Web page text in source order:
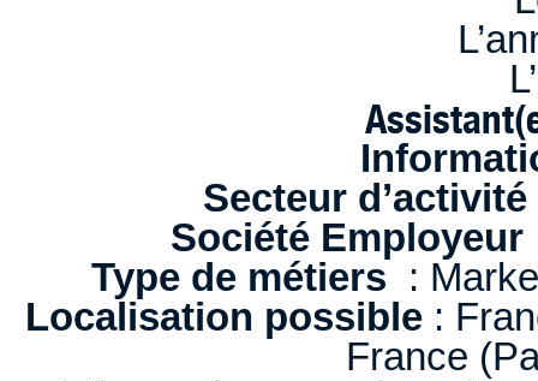
Secteur
Société Employeur
Type de métiers :
Localisation possible :
France